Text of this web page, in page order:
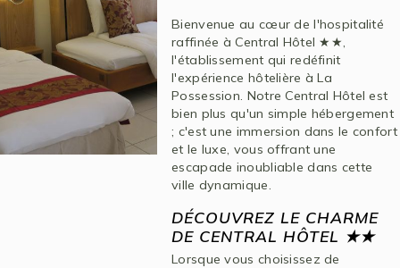
Bienvenue au cœur de l'hospitalité
raffinée à Central Hôtel ★★,
l'établissement qui redéfinit
l'expérience hôtelière à La
Possession. Notre Central Hôtel est
bien plus qu'un simple hébergement
; c'est une immersion dans le confort
et le luxe, vous offrant une
escapade inoubliable dans cette
ville dynamique.
DÉCOUVREZ LE CHARME
DE CENTRAL HÔTEL ★★
Lorsque vous choisissez de